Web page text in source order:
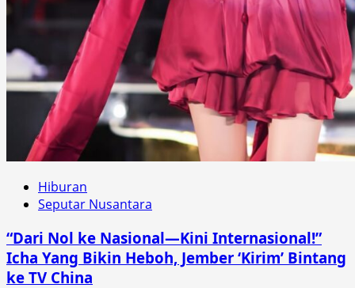
Hiburan
Seputar Nusantara
“Dari Nol ke Nasional—Kini Internasional!”
Icha Yang Bikin Heboh, Jember ‘Kirim’ Bintang
ke TV China